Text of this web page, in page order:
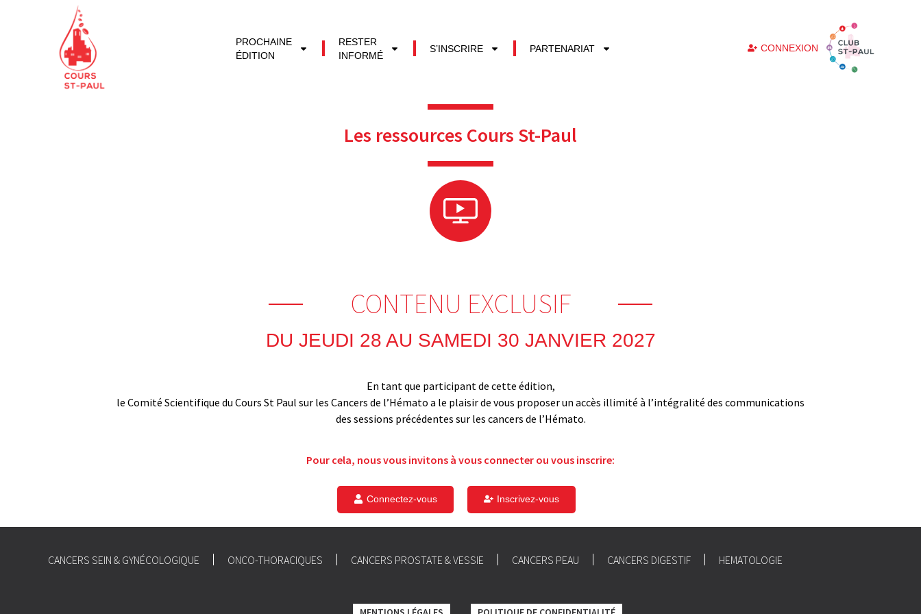
PROCHAINE
ÉDITION
RESTER
INFORMÉ
S’INSCRIRE PARTENARIAT CONNEXION
Les ressources Cours St-Paul
CONTENU EXCLUSIF
DU JEUDI 28 AU SAMEDI 30 JANVIER 2027
En tant que participant de cette édition,
le Comité Scientifique du Cours St Paul sur les Cancers de l’Hémato a le plaisir de vous proposer un accès illimité à l’intégralité des communications
des sessions précédentes sur les cancers de l’Hémato.
Pour cela, nous vous invitons à vous connecter ou vous inscrire:
Connectez-vous Inscrivez-vous
CANCERS SEIN & GYNÉCOLOGIQUE ONCO-THORACIQUES CANCERS PROSTATE & VESSIE CANCERS PEAU CANCERS DIGESTIF HEMATOLOGIE